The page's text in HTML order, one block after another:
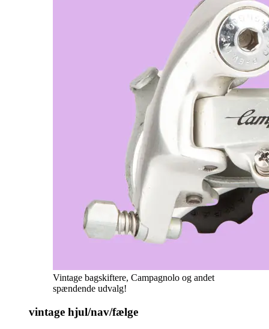
Vintage bagskiftere, Campagnolo og andet
spændende udvalg!
vintage hjul/nav/fælge